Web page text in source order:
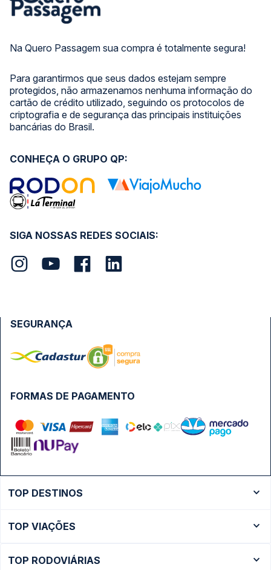
Na Quero Passagem sua compra é totalmente segura!
Para garantirmos que seus dados estejam sempre
protegidos, não armazenamos nenhuma informação do
cartão de crédito utilizado, seguindo os protocolos de
criptografia e de segurança das principais instituições
bancárias do Brasil.
SIGA NOSSAS REDES SOCIAIS:
CONHEÇA O GRUPO QP:
FORMAS DE PAGAMENTO
SEGURANÇA
TOP DESTINOS
Ônibus São Paulo
TOP VIAÇÕES
TOP RODOVIÁRIAS